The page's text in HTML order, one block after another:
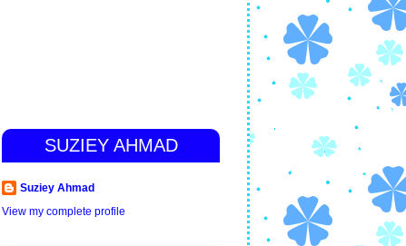
SUZIEY AHMAD
Suziey Ahmad
View my complete profile